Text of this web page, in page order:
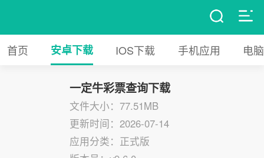
首页 安卓下载 IOS下载 手机应用 电
一定牛彩票查询下载
文件大小：77.51MB
更新时间：2026-07-14
应用分类：正式版